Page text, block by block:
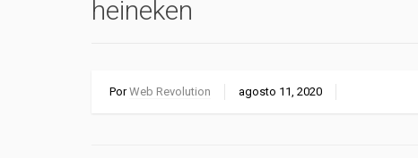
heineken
PorWeb Revolution agosto 11, 2020